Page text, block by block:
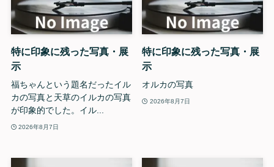
特に印象に残った写真・展
示
福ちゃんという題名だったイル
カの写真と天草のイルカの写真
が印象的でした。イル...
2026年8月7日
特に印象に残った写真・展
示
オルカの写真
2026年8月7日